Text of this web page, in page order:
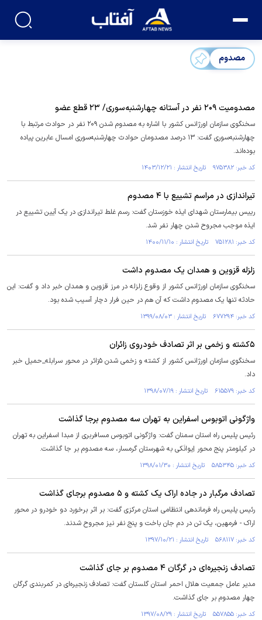
مصدوم
مصدومیت ۲۰۹ نفر در آستانه چهارشنبه‌سوری/ ۲۳ قطع عضو
سخنگوی سازمان اورژانس کشور با اشاره به مصدوم شدن ۲۰۹ نفر در حوادث مرتبط با
چهارشنبه‌سوری گفت: ۱۳ درصد مصدومان حوادث چهارشنبه‌سوری امسال عابرین پیاده
بوده‌اند.
کد خبر: ۹۷۵۳۸۲ تاریخ انتشار : ۱۴۰۳/۱۲/۲۱
تیراندازی در مراسم تشییع با ۴ مصدوم
رییس بیمارستان شهدای ایذه خوزستان گفت: رسم غلط تیراندازی در یک آیین تشییع در
ایذه موجب مجروح شدن چهار نفر شد.
کد خبر: ۷۵۱۲۸۱ تاریخ انتشار : ۱۴۰۰/۱۱/۱۰
زلزله قزوین و همدان یک مصدوم داشت
سخنگوی سازمان اورژانس کشور از وقوع زلزله در مرز قزوین و همدان خبر داد و گفت: این
حادثه تنها یک مصدوم داشت که آن هم در حین فرار دچار آسیب شده بود.
کد خبر: ۶۷۷۲۹۴ تاریخ انتشار : ۱۳۹۹/۰۸/۰۳
۵کشته و زخمی بر اثر تصادف خودروی زائران
سخنگوی سازمان اورژانس کشور از کشته و زخمی شدن ۵زائر در محور سرابله_حمیل خبر
داد.
کد خبر: ۶۱۵۵۷۹ تاریخ انتشار : ۱۳۹۸/۰۷/۱۹
واژگونی اتوبوس اسفراین به تهران سه مصدوم برجا گذاشت
رئیس پلیس راه استان سمنان گفت: واژگونی اتوبوس مسافربری از مبدا اسفراین به تهران
در کیلومتر پنج محور اِیوانَکی به شهرستان گرمسار، سه مصدوم بر جا گذاشت.
کد خبر: ۵۸۵۳۴۵ تاریخ انتشار : ۱۳۹۸/۰۱/۳۰
تصادف مرگبار در جاده اراک یک کشته و ۵ مصدوم برجای گذاشت
رئیس پلیس راه فرماندهی انتظامی استان مرکزی گفت: بر اثر برخورد دو خودرو در محور
اراک - فرمهین، یک تن در دم جان باخت و پنج نفر نیز مجروح شدند.
کد خبر: ۵۶۸۱۱۷ تاریخ انتشار : ۱۳۹۷/۱۰/۲۱
تصادف زنجیره‌ای در گرگان ۴ مصدوم بر جای گذاشت
مدیر عامل جمعیت هلال احمر استان گلستان گفت: تصادف زنجیره‌ای در کمربندی گرگان
چهار مصدوم بر جای گذاشت.
کد خبر: ۵۵۷۸۵۵ تاریخ انتشار : ۱۳۹۷/۰۸/۲۹